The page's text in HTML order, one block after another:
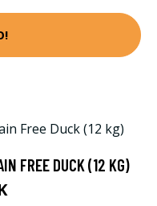
FREE DUCK (12 KG)